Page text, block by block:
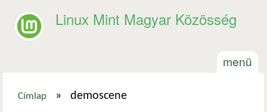
Linux Mint Magyar Közösség
menü
Címlap » demoscene